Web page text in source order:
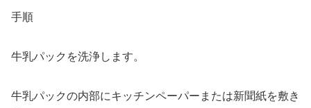
手順
牛乳パックを洗浄します。
牛乳パックの内部にキッチンペーパーまたは新聞紙を敷き